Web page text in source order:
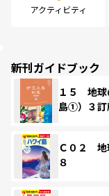
アクティビティ
新刊ガイドブック
１５ 地
島①）３訂
Ｃ０２ 地
８